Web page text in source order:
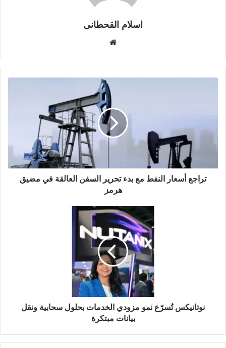
اسلام القحطانى
ق
ع
ا
ل
و
ي
ب
تراجع أسعار النفط مع بدء تحرير السفن العالقة في مضيق
هرمز
نوتانيكس تُسرّع نمو مزودي الخدمات بحلول سحابية ونقل
بيانات مبتكرة